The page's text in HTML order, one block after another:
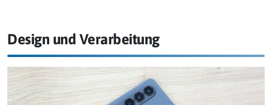
Design und Verarbeitung